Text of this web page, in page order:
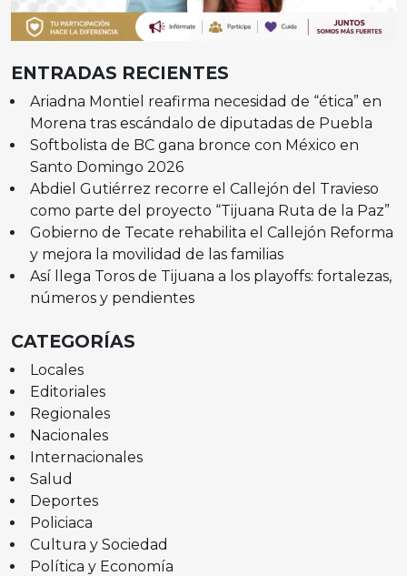
ENTRADAS RECIENTES
Ariadna Montiel reafirma necesidad de “ética” en
Morena tras escándalo de diputadas de Puebla
Softbolista de BC gana bronce con México en
Santo Domingo 2026
Abdiel Gutiérrez recorre el Callejón del Travieso
como parte del proyecto “Tijuana Ruta de la Paz”
Gobierno de Tecate rehabilita el Callejón Reforma
y mejora la movilidad de las familias
Así llega Toros de Tijuana a los playoffs: fortalezas,
números y pendientes
CATEGORÍAS
Locales
Editoriales
Regionales
Nacionales
Internacionales
Salud
Deportes
Policiaca
Cultura y Sociedad
Política y Economía